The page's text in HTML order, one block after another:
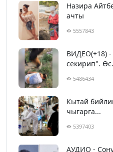
Назира
ачты
5557843
ВИДЕО(+18)
секирип".
5486434
Кытай
чыгарга...
5397403
АУДИО -